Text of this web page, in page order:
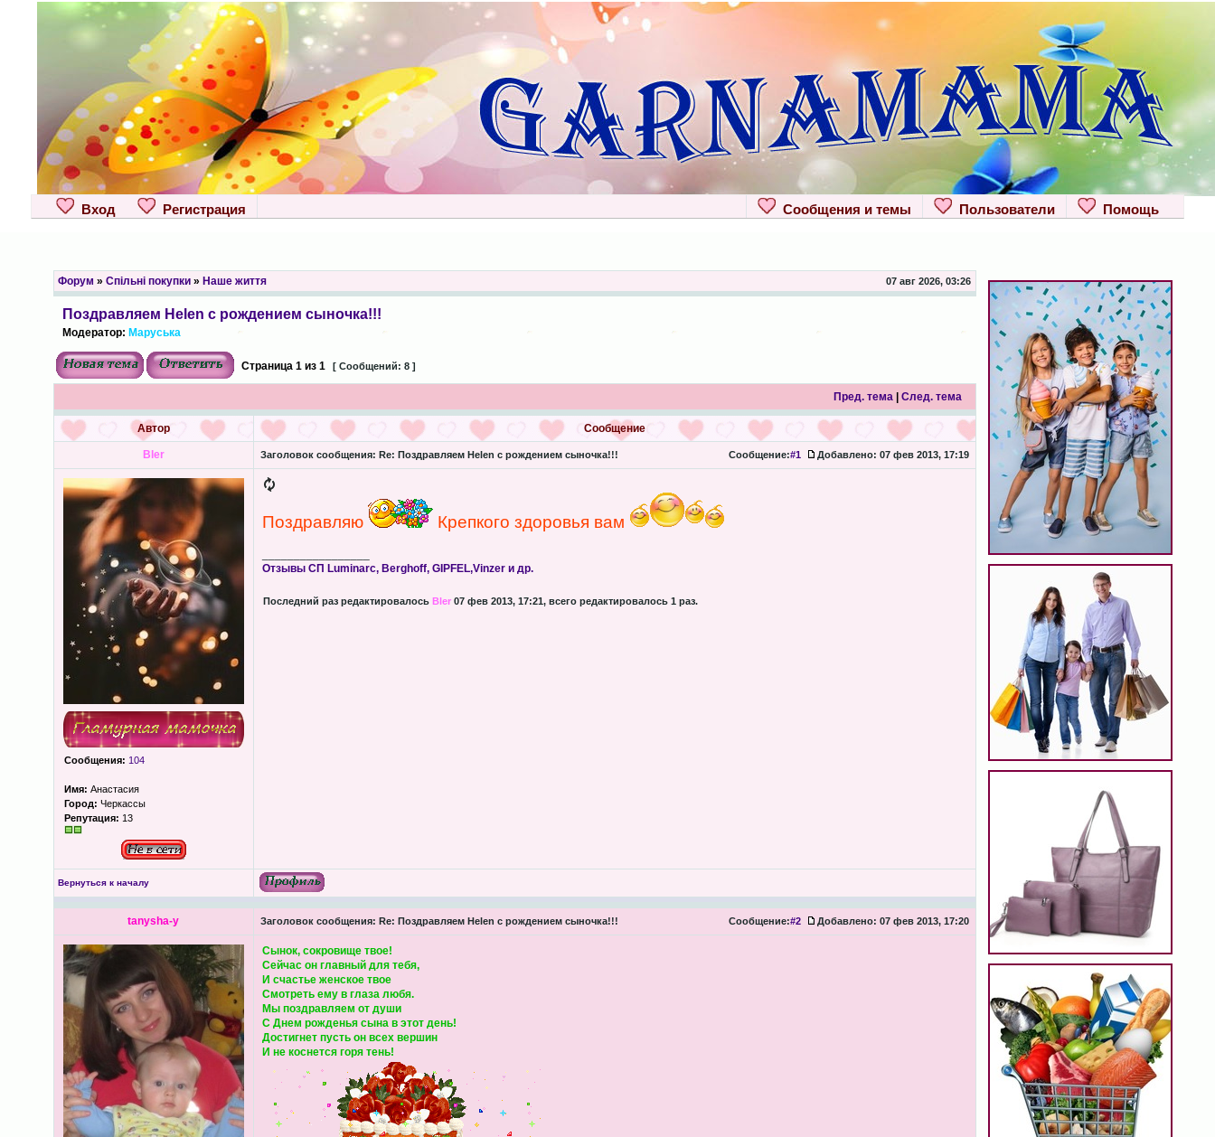
Вход Регистрация Помощь
Пользователи
Сообщения и темы
Форум » Спільні покупки» Наше життя 07 авг 2026, 03:26
Поздравляем Helen с рождением сыночка!!!
Модератор: Маруська
Страница 1из 1 [ Сообщений: 8 ]
Пред. тема| След. тема
Автор Сообщение
Bler Заголовок сообщения: Re: Поздравляем Helen с рождением сыночка!!! Сообщение:#1 Добавлено: 07 фев 2013, 17:19
Сообщения: 104
Имя: Анастасия
Город: Черкассы
Репутация: 13
Поздравляю Крепкого здоровья вам
Отзывы СП Luminarc, Berghoff, GIPFEL,Vinzer и др.
Последний раз редактировалось Bler07 фев 2013, 17:21, всего редактировалось 1 раз.
Вернуться к началу
tanysha-y Заголовок сообщения: Re: Поздравляем Helen с рождением сыночка!!! Сообщение:#2 Добавлено: 07 фев 2013, 17:20
Сынок, сокровище твое!
Сейчас он главный для тебя,
И счастье женское твое
Смотреть ему в глаза любя.
Мы поздравляем от души
С Днем рожденья сына в этот день!
Достигнет пусть он всех вершин
И не коснется горя тень!